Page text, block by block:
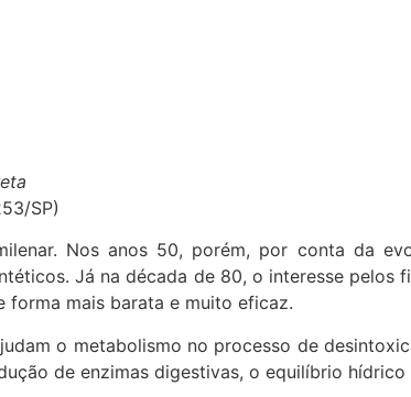
SP)
Nos anos 50, porém, por conta da
Já na década de 80, o interesse
forma mais barata e muito eficaz.
o metabolismo no processo de
de enzimas digestivas, o equilíbrio